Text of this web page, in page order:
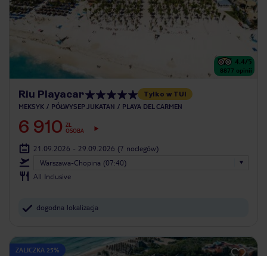
4.4/5
8877 opinii
Riu Playacar Tylko w TUI
MEKSYK PÓŁWYSEP JUKATAN PLAYA DEL CARMEN
6 910 ZŁ
OSOBA
21.09.2026 - 29.09.2026 (7 noclegów)
Warszawa-Chopina (07:40)
All Inclusive
dogodna lokalizacja
ZALICZKA 25%